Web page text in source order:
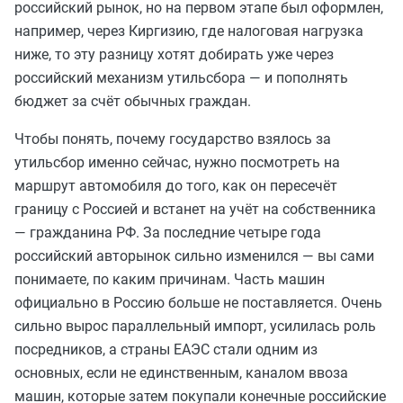
российский рынок, но на первом этапе был оформлен,
например, через Киргизию, где налоговая нагрузка
ниже, то эту разницу хотят добирать уже через
российский механизм утильсбора — и пополнять
бюджет за счёт обычных граждан.
Чтобы понять, почему государство взялось за
утильсбор именно сейчас, нужно посмотреть на
маршрут автомобиля до того, как он пересечёт
границу с Россией и встанет на учёт на собственника
— гражданина РФ. За последние четыре года
российский авторынок сильно изменился — вы сами
понимаете, по каким причинам. Часть машин
официально в Россию больше не поставляется. Очень
сильно вырос параллельный импорт, усилилась роль
посредников, а страны ЕАЭС стали одним из
основных, если не единственным, каналом ввоза
машин, которые затем покупали конечные российские